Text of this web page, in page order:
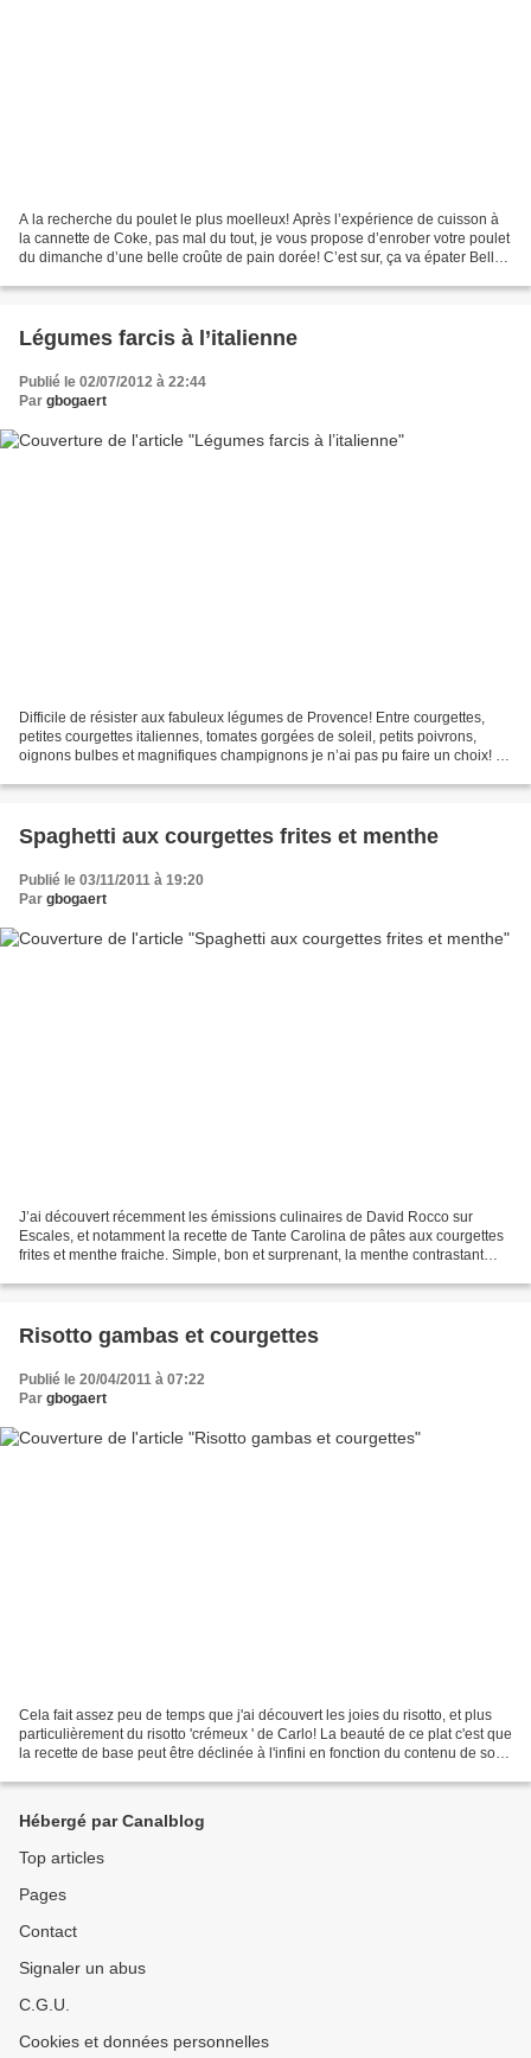
A la recherche du poulet le plus moelleux! Après l’expérience de cuisson à
la cannette de Coke, pas mal du tout, je vous propose d’enrober votre poulet
du dimanche d’une belle croûte de pain dorée! C’est sur, ça va épater Belle-
Légumes farcis à l’italienne
Publié le 02/07/2012 à 22:44
Par gbogaert
Difficile de résister aux fabuleux légumes de Provence! Entre courgettes,
petites courgettes italiennes, tomates gorgées de soleil, petits poivrons,
oignons bulbes et magnifiques champignons je n’ai pas pu faire un choix! Je
Spaghetti aux courgettes frites et menthe
Publié le 03/11/2011 à 19:20
Par gbogaert
J’ai découvert récemment les émissions culinaires de David Rocco sur
Escales, et notamment la recette de Tante Carolina de pâtes aux courgettes
frites et menthe fraiche. Simple, bon et surprenant, la menthe contrastant
Risotto gambas et courgettes
Publié le 20/04/2011 à 07:22
Par gbogaert
Cela fait assez peu de temps que j'ai découvert les joies du risotto, et plus
particulièrement du risotto 'crémeux ' de Carlo! La beauté de ce plat c'est que
la recette de base peut être déclinée à l'infini en fonction du contenu de son
Hébergé par Canalblog
Top articles
Pages
Contact
Signaler un abus
C.G.U.
Cookies et données personnelles